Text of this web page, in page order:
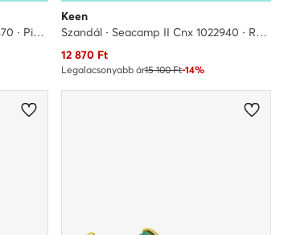
Szandál · Seacamp II Cnx 1014470 · Piros
Keen
Szandál · Seacamp II Cnx 1022940 · Rózsaszín
Aktuális ár
12 870Ft
Legalacsonyabb ár15 100 Ft-14%